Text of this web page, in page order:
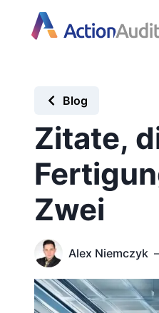
Blog
Zitate,
Zwei
Alex Niemczyk